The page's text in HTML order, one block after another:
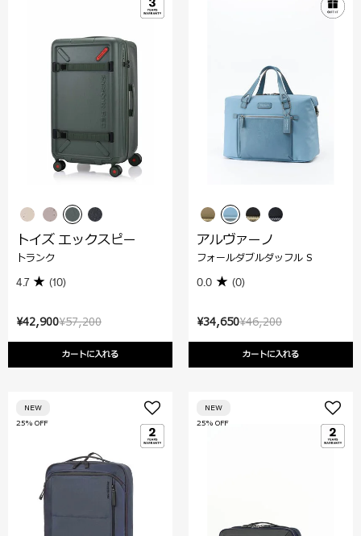
¥57,200
¥42,900
カートに入れる
トイズ エックスピー
トランク
4.7 (10)
¥46,200
¥34,650
カートに入れる
アルヴァーノ
フォールダブルダッフル S
0.0 (0)
25% OFF
NEW
25% OFF
NEW